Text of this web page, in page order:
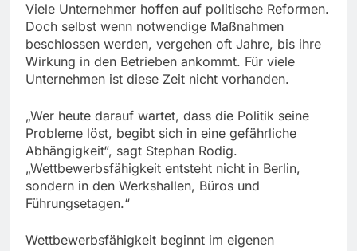
Viele Unternehmer hoffen auf politische Reformen.
Doch selbst wenn notwendige Maßnahmen
beschlossen werden, vergehen oft Jahre, bis ihre
Wirkung in den Betrieben ankommt. Für viele
Unternehmen ist diese Zeit nicht vorhanden.
„Wer heute darauf wartet, dass die Politik seine
Probleme löst, begibt sich in eine gefährliche
Abhängigkeit“, sagt Stephan Rodig.
„Wettbewerbsfähigkeit entsteht nicht in Berlin,
sondern in den Werkshallen, Büros und
Führungsetagen.“
Wettbewerbsfähigkeit beginnt im eigenen